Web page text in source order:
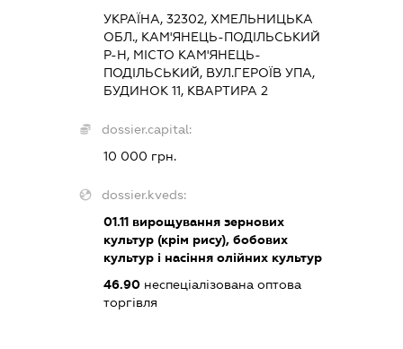
УКРАЇНА, 32302, ХМЕЛЬНИЦЬКА
ОБЛ., КАМ'ЯНЕЦЬ-ПОДІЛЬСЬКИЙ
Р-Н, МІСТО КАМ'ЯНЕЦЬ-
ПОДІЛЬСЬКИЙ, ВУЛ.ГЕРОЇВ УПА,
БУДИНОК 11, КВАРТИРА 2
dossier.capital:
10 000 грн.
dossier.kveds:
01.11 вирощування зернових
культур (крім рису), бобових
культур і насіння олійних культур
46.90 неспеціалізована оптова
торгівля